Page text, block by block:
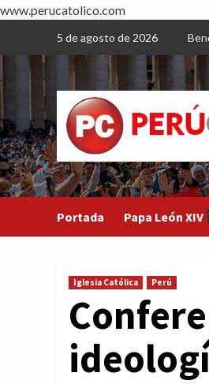
www.perucatolico.com
content
5 de agosto de 2026
Portada Papa León XIV
Iglesia Católica Perú